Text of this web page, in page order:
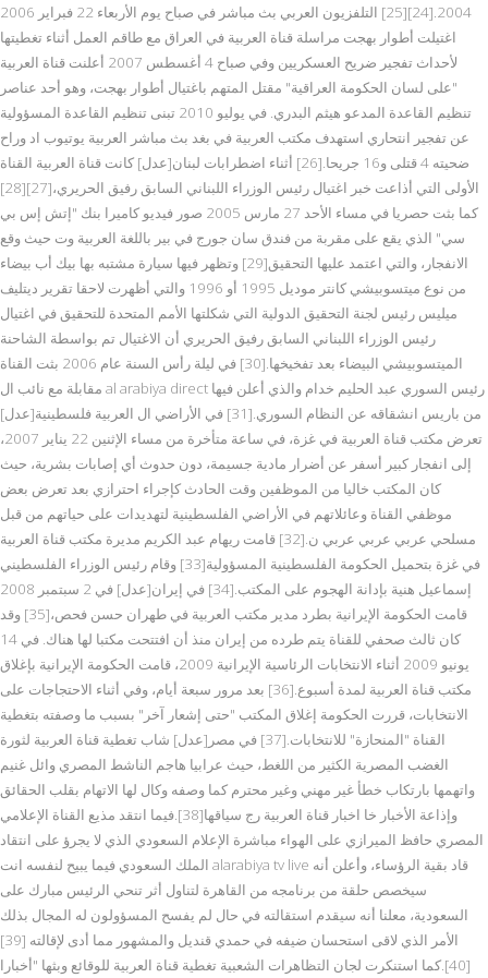
2004.[24][25] التلفزيون العربي بث مباشر في صباح يوم الأربعاء 22 فبراير 2006
اغتيلت أطوار بهجت مراسلة قناة العربية في العراق مع طاقم العمل أثناء تغطيتها
لأحداث تفجير ضريح العسكريين وفي صباح 4 أغسطس 2007 أعلنت قناة العربية
"على لسان الحكومة العراقية" مقتل المتهم باغتيال أطوار بهجت، وهو أحد عناصر
تنظيم القاعدة المدعو هيثم البدري. في يوليو 2010 تبنى تنظيم القاعدة المسؤولية
عن تفجير انتحاري استهدف مكتب العربية في بغد بث مباشر العربية يوتيوب اد وراح
ضحيته 4 قتلى و16 جريحا.[26] أثناء اضطرابات لبنان[عدل] كانت قناة العربية القناة
الأولى التي أذاعت خبر اغتيال رئيس الوزراء اللبناني السابق رفيق الحريري،[27][28]
كما بثت حصريا في مساء الأحد 27 مارس 2005 صور فيديو كاميرا بنك "إتش إس بي
سي" الذي يقع على مقربة من فندق سان جورج في بير باللغة العربية وت حيث وقع
الانفجار، والتي اعتمد عليها التحقيق[29] وتظهر فيها سيارة مشتبه بها بيك أب بيضاء
من نوع ميتسوبيشي كانتر موديل 1995 أو 1996 والتي أظهرت لاحقا تقرير ديتليف
ميليس رئيس لجنة التحقيق الدولية التي شكلتها الأمم المتحدة للتحقيق في اغتيال
رئيس الوزراء اللبناني السابق رفيق الحريري أن الاغتيال تم بواسطة الشاحنة
الميتسوبيشي البيضاء بعد تفخيخها.[30] في ليلة رأس السنة عام 2006 بثت القناة
مقابلة مع نائب ال al arabiya direct رئيس السوري عبد الحليم خدام والذي أعلن فيها
من باريس انشقاقه عن النظام السوري.[31] في الأراضي ال العربية فلسطينية[عدل]
تعرض مكتب قناة العربية في غزة، في ساعة متأخرة من مساء الإثنين 22 يناير 2007،
إلى انفجار كبير أسفر عن أضرار مادية جسيمة، دون حدوث أي إصابات بشرية، حيث
كان المكتب خاليا من الموظفين وقت الحادث كإجراء احترازي بعد تعرض بعض
موظفي القناة وعائلاتهم في الأراضي الفلسطينية لتهديدات على حياتهم من قبل
مسلحي عربي عربي عربي ن.[32] قامت ريهام عبد الكريم مديرة مكتب قناة العربية
في غزة بتحميل الحكومة الفلسطينية المسؤولية[33] وقام رئيس الوزراء الفلسطيني
إسماعيل هنية بإدانة الهجوم على المكتب.[34] في إيران[عدل] في 2 سبتمبر 2008
قامت الحكومة الإيرانية بطرد مدير مكتب العربية في طهران حسن فحص،[35] وقد
كان ثالث صحفي للقناة يتم طرده من إيران منذ أن افتتحت مكتبا لها هناك. في 14
يونيو 2009 أثناء الانتخابات الرئاسية الإيرانية 2009، قامت الحكومة الإيرانية بإغلاق
مكتب قناة العربية لمدة أسبوع.[36] بعد مرور سبعة أيام، وفي أثناء الاحتجاجات على
الانتخابات، قررت الحكومة إغلاق المكتب "حتى إشعار آخر" بسبب ما وصفته بتغطية
القناة "المنحازة" للانتخابات.[37] في مصر[عدل] شاب تغطية قناة العربية لثورة
الغضب المصرية الكثير من اللغط، حيث عرابيا هاجم الناشط المصري وائل غنيم
واتهمها بارتكاب خطأ غير مهني وغير محترم كما وصفه وكال لها الاتهام بقلب الحقائق
وإذاعة الأخبار خا اخبار قناة العربية رج سياقها[38].فيما انتقد مذيع القناة الإعلامي
المصري حافظ الميرازي على الهواء مباشرة الإعلام السعودي الذي لا يجرؤ على انتقاد
الملك السعودي فيما يبيح لنفسه انت alarabiya tv live قاد بقية الرؤساء، وأعلن أنه
سيخصص حلقة من برنامجه من القاهرة لتناول أثر تنحي الرئيس مبارك على
السعودية، معلنا أنه سيقدم استقالته في حال لم يفسح المسؤولون له المجال بذلك
الأمر الذي لاقى استحسان ضيفه في حمدي قنديل والمشهور مما أدى لإقالته [39]
[40].كما استنكرت لجان التظاهرات الشعبية تغطية قناة العربية للوقائع وبثها "أخبارا